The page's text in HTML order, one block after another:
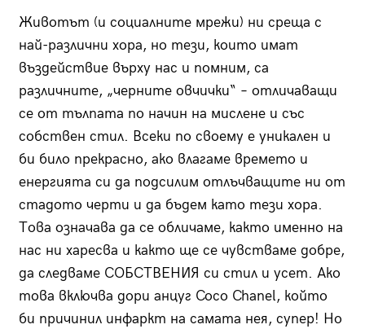
Животът (и социалните мрежи) ни среща с
най-различни хора, но тези, които имат
въздействие върху нас и помним, са
различните, „черните овчички“ – отличаващи
се от тълпата по начин на мислене и със
собствен стил. Всеки по своему е уникален и
би било прекрасно, ако влагаме времето и
енергията си да подсилим отлъчващите ни от
стадото черти и да бъдем като тези хора.
Това означава да се обличаме, както именно на
нас ни харесва и както ще се чувстваме добре,
да следваме СОБСТВЕНИЯ си стил и усет. Ако
това включва дори анцуг Coco Chanel, който
би причинил инфаркт на самата нея, супер! Но